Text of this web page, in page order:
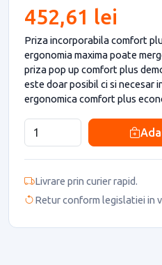
452,61 lei
Priza incorporabila comfort
ergonomia maxima poate
priza pop up comfort plus
este doar posibil ci si necesar
ergonomica comfort plus
Livrare prin curier rapid.
Retur conform legislatiei in